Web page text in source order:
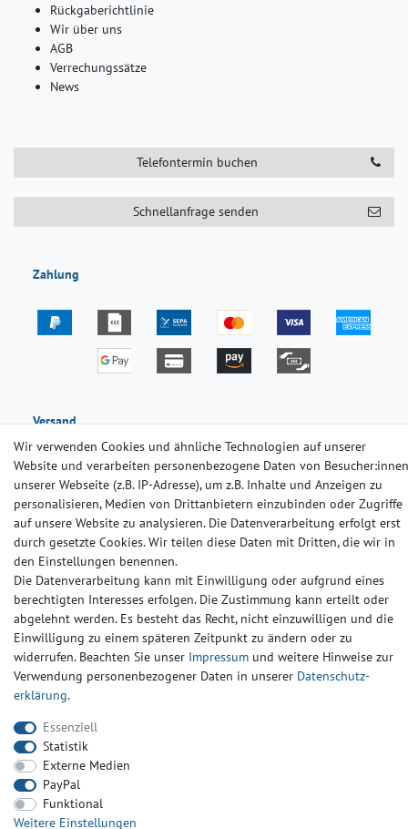
Rückgaberichtlinie
Wir über uns
AGB
Verrechungssätze
News
Telefontermin buchen
Schnellanfrage senden
Zahlung
Versand
Impressum Daten­schutz­erklärung AGB
Barrierefreiheitserklärung Widerrufs­recht Kontakt
Wir verwenden Cookies und ähnliche Technologien auf unserer
Website und verarbeiten personenbezogene Daten von Besucher:innen
unserer Webseite (z.B. IP-Adresse), um z.B. Inhalte und Anzeigen zu
personalisieren, Medien von Drittanbietern einzubinden oder Zugriffe
auf unsere Website zu analysieren. Die Datenverarbeitung erfolgt erst
durch gesetzte Cookies. Wir teilen diese Daten mit Dritten, die wir in
den Einstellungen benennen.
Die Datenverarbeitung kann mit Einwilligung oder aufgrund eines
berechtigten Interesses erfolgen. Die Zustimmung kann erteilt oder
abgelehnt werden. Es besteht das Recht, nicht einzuwilligen und die
Einwilligung zu einem späteren Zeitpunkt zu ändern oder zu
widerrufen. Beachten Sie unser Impressum und weitere Hinweise zur
Verwendung personenbezogener Daten in unserer Daten­schutz­
erklärung.
Essenziell
Statistik
Externe Medien
PayPal
Funktional
Weitere Einstellungen
© Copyright 2024-2025 | Alle Rechte vorbehalten.
Widerrufs­recht
Daten­schutz­erklärung